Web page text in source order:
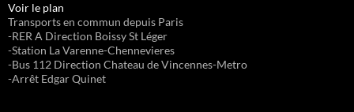
Voir le plan
Transports en commun depuis Paris
-RER A Direction Boissy St Léger
-Station La Varenne-Chennevieres
-Bus 112 Direction Chateau de Vincennes-Metro
-Arrêt Edgar Quinet